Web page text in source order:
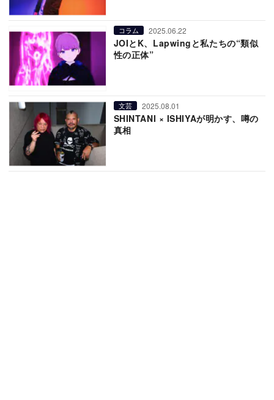
コラム 2025.06.22
JOIとK、Lapwingと私たちの“類似
性の正体”
文芸 2025.08.01
SHINTANI × ISHIYAが明かす、噂の
真相